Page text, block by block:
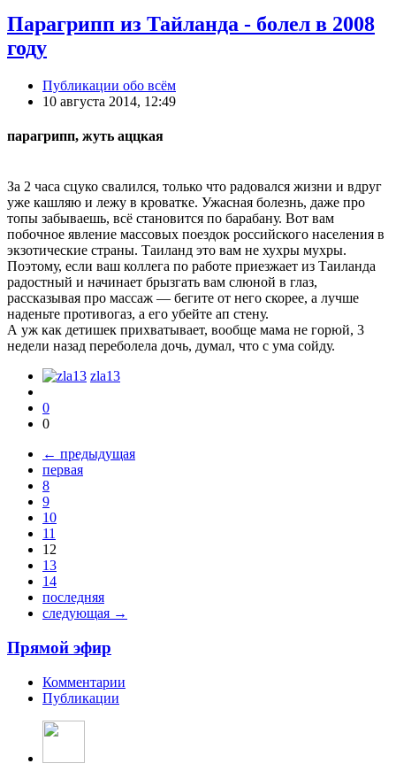
Парагрипп из Тайланда - болел в 2008
году
Публикации обо всём
10 августа 2014, 12:49
парагрипп, жуть аццкая
За 2 часа сцуко свалился, только что радовался жизни и вдруг
уже кашляю и лежу в кроватке. Ужасная болезнь, даже про
топы забываешь, всё становится по барабану. Вот вам
побочное явление массовых поездок российского населения в
экзотические страны. Таиланд это вам не хухры мухры.
Поэтому, если ваш коллега по работе приезжает из Таиланда
радостный и начинает брызгать вам слюной в глаз,
рассказывая про массаж — бегите от него скорее, а лучше
наденьте противогаз, а его убейте ап стену.
А уж как детишек прихватывает, вообще мама не горюй, 3
недели назад переболела дочь, думал, что с ума сойду.
zla13
0
0
← предыдущая
первая
8
9
10
11
12
13
14
последняя
следующая →
Прямой эфир
Комментарии
Публикации